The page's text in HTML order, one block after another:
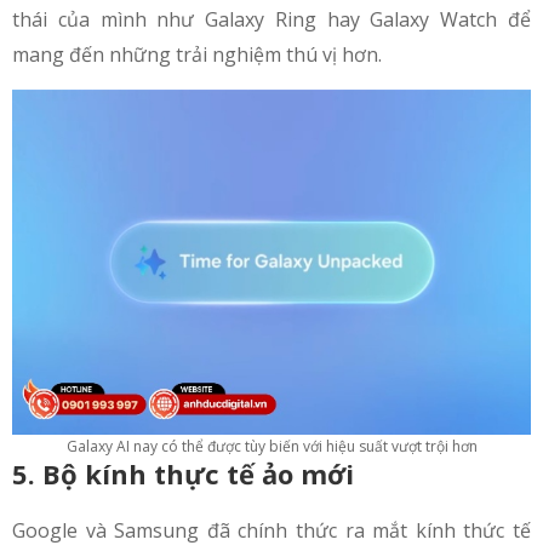
thái của mình như Galaxy Ring hay Galaxy Watch để
mang đến những trải nghiệm thú vị hơn.
Galaxy AI nay có thể được tùy biến với hiệu suất vượt trội hơn
5. Bộ kính thực tế ảo mới
Google và Samsung đã chính thức ra mắt kính thức tế